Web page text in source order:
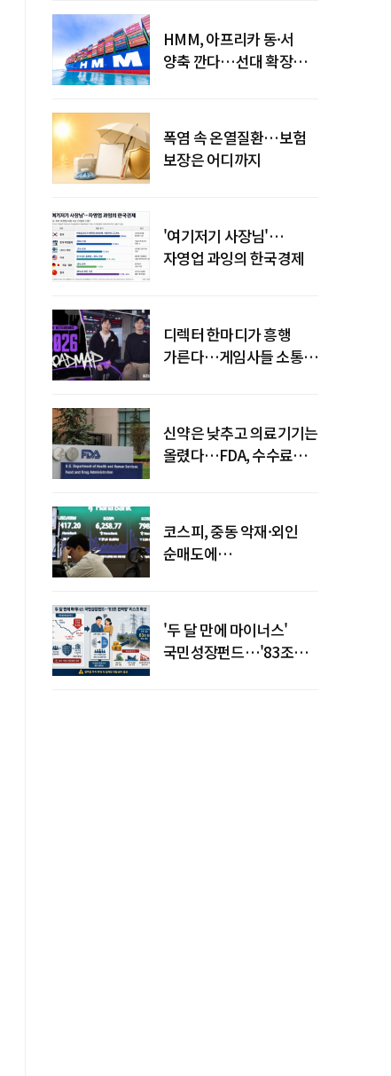
HMM, 아프리카 동·서
양축 깐다…선대 확장
폭염 속 온열질환…보험
보장은 어디까지
'여기저기 사장님'…
자영업 과잉의 한국경제
디렉터 한마디가 흥행
가른다…게임사들 소통
신약은 낮추고 의료기기는
올렸다…FDA, 수수료
코스피, 중동 악재·외인
순매도에
'두 달 만에 마이너스'
국민성장펀드…'83조